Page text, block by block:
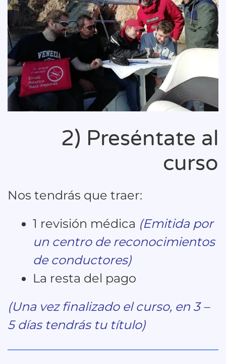
2) Preséntate al
curso
Nos tendrás que traer:
1 revisión médica (Emitida por
un centro de reconocimientos
de conductores)
La resta del pago
(Una vez finalizado el curso, en 3 –
5 días tendrás tu título)